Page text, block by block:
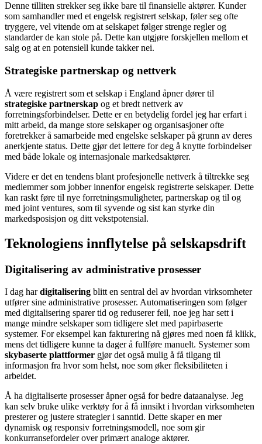
Denne tilliten strekker seg ikke bare til finansielle aktører. Kunder
som samhandler med et engelsk registrert selskap, føler seg ofte
tryggere, vel vitende om at selskapet følger strenge regler og
standarder de kan stole på. Dette kan utgjøre forskjellen mellom et
salg og at en potensiell kunde takker nei.
Strategiske partnerskap og nettverk
Å være registrert som et selskap i England åpner dører til
strategiske partnerskap og et bredt nettverk av
forretningsforbindelser. Dette er en betydelig fordel jeg har erfart i
mitt arbeid, da mange store selskaper og organisasjoner ofte
foretrekker å samarbeide med engelske selskaper på grunn av deres
anerkjente status. Dette gjør det lettere for deg å knytte forbindelser
med både lokale og internasjonale markedsaktører.
Videre er det en tendens blant profesjonelle nettverk å tiltrekke seg
medlemmer som jobber innenfor engelsk registrerte selskaper. Dette
kan raskt føre til nye forretningsmuligheter, partnerskap og til og
med joint ventures, som til syvende og sist kan styrke din
markedsposisjon og ditt vekstpotensial.
Teknologiens innflytelse på selskapsdrift
Digitalisering av administrative prosesser
I dag hardigitalisering blitt en sentral del av hvordan virksomheter
utfører sine administrative prosesser. Automatiseringen som følger
med digitalisering sparer tid og reduserer feil, noe jeg har sett i
mange mindre selskaper som tidligere slet med papirbaserte
systemer. For eksempel kan fakturering nå gjøres med noen få klikk,
mens det tidligere kunne ta dager å fullføre manuelt. Systemer som
skybaserte plattformer gjør det også mulig å få tilgang til
informasjon fra hvor som helst, noe som øker fleksibiliteten i
arbeidet.
Å ha digitaliserte prosesser åpner også for bedre dataanalyse. Jeg
kan selv bruke ulike verktøy for å få innsikt i hvordan virksomheten
presterer og justere strategier i sanntid. Dette skaper en mer
dynamisk og responsiv forretningsmodell, noe som gir
konkurransefordeler over primært analoge aktører.